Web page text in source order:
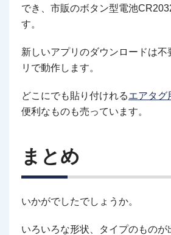
でき、市販のボタン型電池
す。
新しいアプリのダウンロードは不
リで動作します。
どこにでも貼り付けれるエアタグ
便利なものも売っています。
まとめ
いかがでしたでしょうか。
いろいろな形状、タイプのものが